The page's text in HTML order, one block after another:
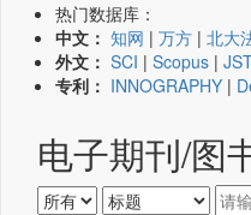
热门数据库：
中文： 知网 | 万方 | 北大
外文： SCI | Scopus |
专利： INNOGRAPHY |
电子期刊/图